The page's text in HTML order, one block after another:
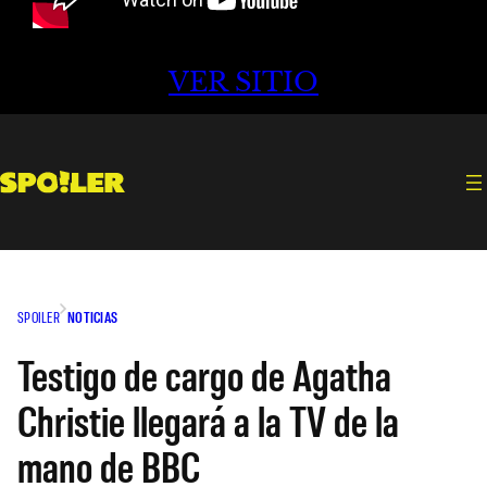
VER SITIO
SPOILER NOTICIAS
Testigo de cargo de Agatha
Christie llegará a la TV de la
mano de BBC